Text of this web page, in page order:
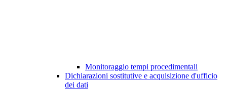
Monitoraggio tempi procedimentali
Dichiarazioni sostitutive e acquisizione d'ufficio
dei dati